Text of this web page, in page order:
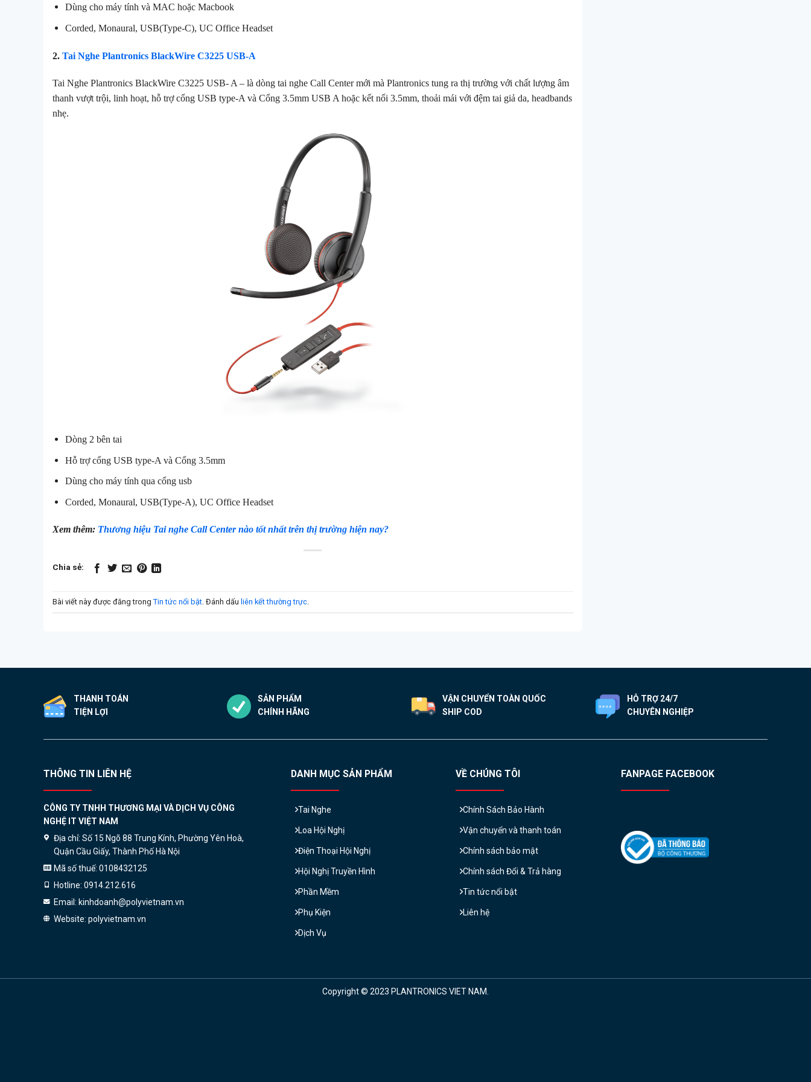
Dùng cho máy tính và MAC hoặc Macbook
Corded, Monaural, USB(Type-C), UC Office Headset
2. Tai Nghe Plantronics BlackWire C3225 USB-A
Tai Nghe Plantronics BlackWire C3225 USB- A – là dòng tai nghe Call Center mới mà Plantronics tung ra thị trường với chất lượng âm
thanh vượt trội, linh hoạt, hỗ trợ cổng USB type-A và Cổng 3.5mm USB A hoặc kết nối 3.5mm, thoải mái với đệm tai giả da, headbands
nhẹ.
Dòng 2 bên tai
Hỗ trợ cổng USB type-A và Cổng 3.5mm
Dùng cho máy tính qua cổng usb
Corded, Monaural, USB(Type-A), UC Office Headset
Xem thêm: Thương hiệu Tai nghe Call Center nào tốt nhất trên thị trường hiện nay?
Chia sẻ:
Bài viết này được đăng trong Tin tức nổi bật . Đánh dấu liên kết thường trực
THANH TOÁN
TIỆN LỢI
SẢN PHẨM
CHÍNH HÃNG
VẬN CHUYỂN TOÀN QUỐC
SHIP COD
HỖ TRỢ 24/7
CHUYÊN NGHIỆP
THÔNG TIN LIÊN HỆ
CÔNG TY TNHH THƯƠNG MẠI VÀ DỊCH VỤ CÔNG
NGHỆ IT VIỆT NAM
Địa chỉ: Số 15 Ngõ 88 Trung Kính, Phường Yên Hoà,
Quận Cầu Giấy, Thành Phố Hà Nội
Mã số thuế: 0108432125
Hotline: 0914.212.616
Email: kinhdoanh@polyvietnam.vn
Website: polyvietnam.vn
DANH MỤC SẢN PHẨM
Tai Nghe
Loa Hội Nghị
Điện Thoại Hội Nghị
Hội Nghị Truyền Hình
Phần Mềm
Phụ Kiện
Dịch Vụ
VỀ CHÚNG TÔI
Chính Sách Bảo Hành
Vận chuyển và thanh toán
Chính sách bảo mật
Chính sách Đổi & Trả hàng
Tin tức nổi bật
Liên hệ
FANPAGE FACEBOOK
Copyright © 2023 PLANTRONICS VIET NAM.